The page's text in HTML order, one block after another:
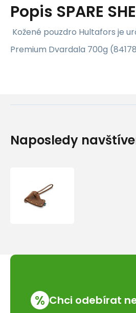
Popis SPARE
Kožené pouzdro Hultafors je
Premium Dvardala 700g
Naposledy
% Chci odebírat